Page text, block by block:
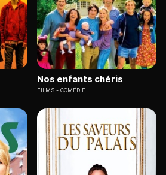
Nos enfants chéris
FILMS COMÉDIE